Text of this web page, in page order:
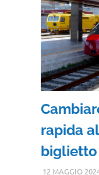
rapida
biglietto
12 MAGGIO